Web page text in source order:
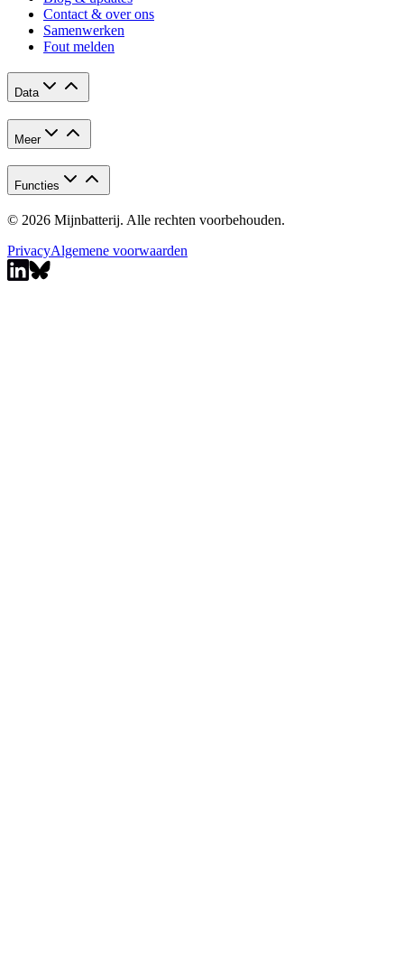
Contact & over ons
Samenwerken
Fout melden
Data
Meer
Functies
© 2026 Mijnbatterij. Alle rechten voorbehouden.
PrivacyAlgemene voorwaarden